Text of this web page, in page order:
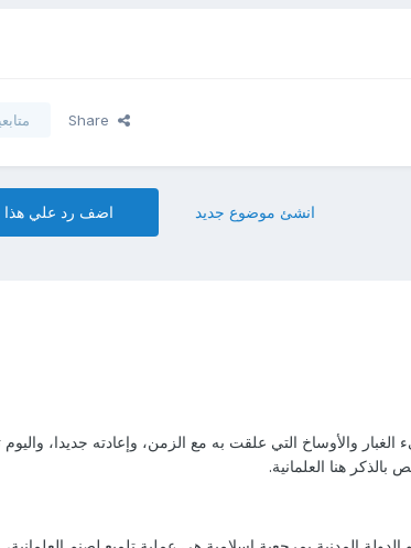
اضف رد علي هذا انشئ موضوع جديد
والأوساخ التي علقت به مع الزمن، وإعادته جديدا،
بالذكر هنا العلمانية.